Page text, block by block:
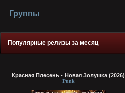
Группы
Популярные релизы за месяц
Красная Плесень - Новая Золушка (2026)
Punk